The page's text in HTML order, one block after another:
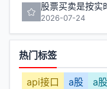
股票买卖是按实
2026-07-24
热门标签
api接口 a股 a